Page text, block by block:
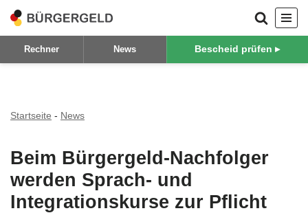
Zum
Inhalt
Rechner News Bescheid prüfen ▸
Startseite - News
Beim Bürgergeld-Nachfolger
werden Sprach- und
Integrationskurse zur Pflicht